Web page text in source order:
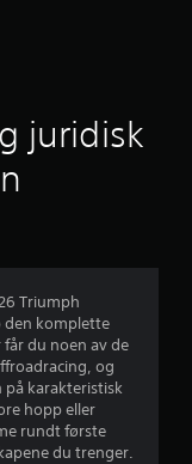
r
r
juridisk
Triumph
den komplette
du noen av de
og
karakteristisk
hopp eller
rundt første
du trenger.